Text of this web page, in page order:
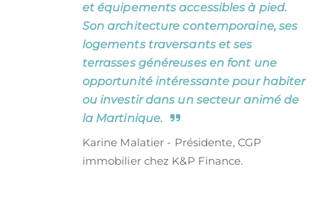
et équipements accessibles à pied.
Son architecture contemporaine, ses
logements traversants et ses
terrasses généreuses en font une
opportunité intéressante pour habiter
ou investir dans un secteur animé de
la Martinique.
Karine Malatier - Présidente, CGP
immobilier chez K&P Finance.